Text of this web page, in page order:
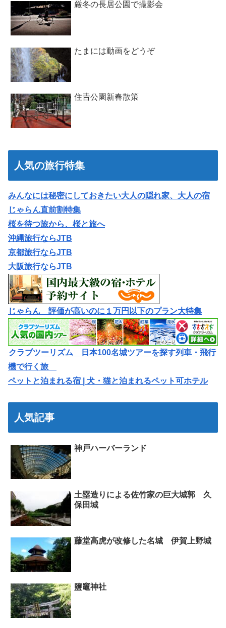
厳冬の長居公園で撮影会
たまには動画をどうぞ
住𠮷公園新春散策
人気の旅行特集
みんなには秘密にしておきたい大人の隠れ家、大人の宿
じゃらん直前割特集
桜を待つ旅から、桜と旅へ
沖縄旅行ならJTB
京都旅行ならJTB
大阪旅行ならJTB
じゃらん 評価が高いのに１万円以下のプラン大特集
クラブツーリズム 日本100名城ツアーを探す列車・飛行
機で行く旅
ペットと泊まれる宿 | 犬・猫と泊まれるペット可ホテル
人気記事
神戸ハーバーランド
土塁造りによる佐竹家の巨大城郭 久
保田城
藤堂高虎が改修した名城 伊賀上野城
鹽竈神社